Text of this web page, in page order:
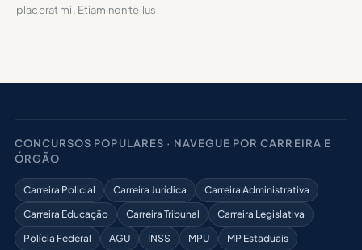
placerat mi. Etiam non tellus
CONCURSOS POPULARES · NAVEGUE POR CARREIRA E
ÓRGÃO
Carreira Policial Carreira Jurídica
Carreira Administrativa
Carreira Educação
Carreira Tribunal
Carreira Legislativa
Polícia Federal
AGU INSS MPU
MP Estaduais